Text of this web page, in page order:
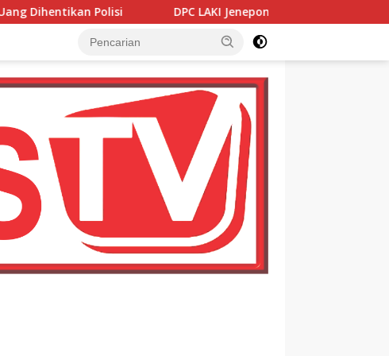
DPC LAKI Jeneponto Perkuat Sinergi dengan Wakapolres Sinjai dan